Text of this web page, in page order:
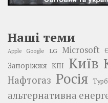
Наші теми
Apple Google LG Microsoft
Запоріжжя КПІ Київ
Нафтогаз Росія
альтернативна